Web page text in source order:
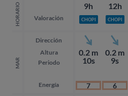
HORARIO Valoración
MAR
Dirección
Altura
Periodo
Energía
9h
CHOPI
0.2 m
10s
7
12h
CHOPI
0.2 m
9s
6